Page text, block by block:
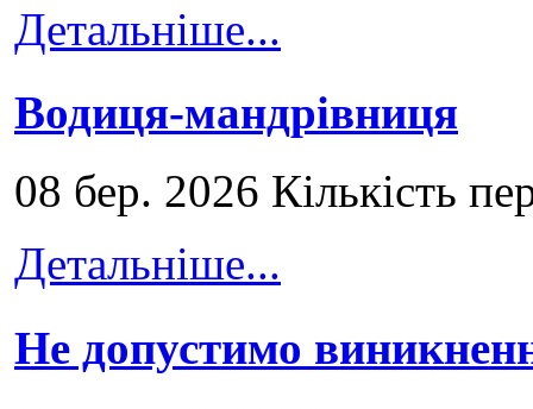
Детальніше...
Водиця-мандрівниця
08 бер. 2026 Кількість
Детальніше...
Не допустимо